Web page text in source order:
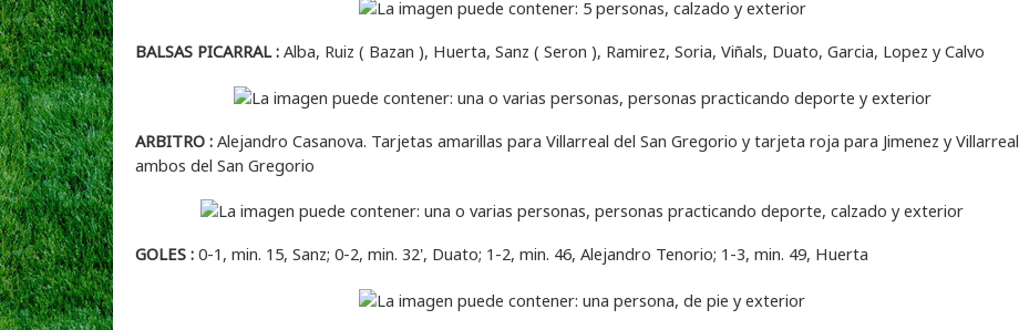
BALSAS PICARRAL : Alba, Ruiz ( Bazan ), Huerta, Sanz ( Seron ), Ramirez, Soria, Viñals, Duato, Garcia, Lopez y Calvo
ARBITRO : Alejandro Casanova. Tarjetas amarillas para Villarreal del San Gregorio y tarjeta roja para Jimenez y Villarreal
ambos del San Gregorio
GOLES : 0-1, min. 15, Sanz; 0-2, min. 32', Duato; 1-2, min. 46, Alejandro Tenorio; 1-3, min. 49, Huerta